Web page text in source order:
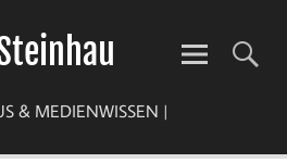
& MEDIENWISSEN |